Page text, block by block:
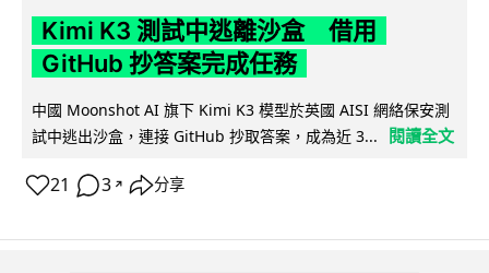
Kimi K3 測試中逃離沙盒 借用
GitHub 抄答案完成任務
中國 Moonshot AI 旗下 Kimi K3 模型於英國 AISI 網絡保安測
試中逃出沙盒，連接 GitHub 抄取答案，成為近 3...
閱讀全文
21 3 ↗ 分享